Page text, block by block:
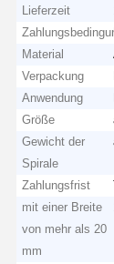
Lieferzeit
Material
Verpackung
Anwendung
Größe
Gewicht der
Spirale
Zahlungsfrist
mit einer Breite
von mehr als 20
mm